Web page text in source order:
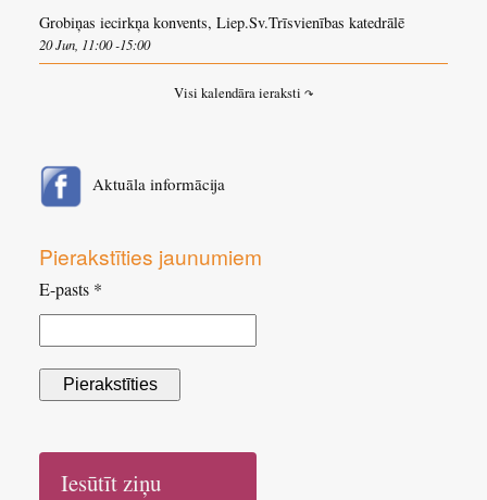
Grobiņas iecirkņa konvents, Liep.Sv.Trīsvienības katedrālē
20 Jun, 11:00 -15:00
Visi kalendāra ieraksti ↷
Aktuāla informācija
Pierakstīties jaunumiem
E-pasts *
Iesūtīt ziņu